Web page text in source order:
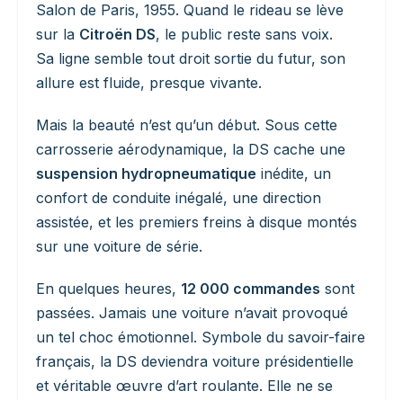
Salon de Paris, 1955. Quand le rideau se lève
sur la Citroën DS, le public reste sans voix.
Sa ligne semble tout droit sortie du futur, son
allure est fluide, presque vivante.
Mais la beauté n’est qu’un début. Sous cette
carrosserie aérodynamique, la DS cache une
suspension hydropneumatique inédite, un
confort de conduite inégalé, une direction
assistée, et les premiers freins à disque montés
sur une voiture de série.
En quelques heures, 12 000 commandes sont
passées. Jamais une voiture n’avait provoqué
un tel choc émotionnel. Symbole du savoir-faire
français, la DS deviendra voiture présidentielle
et véritable œuvre d’art roulante. Elle ne se